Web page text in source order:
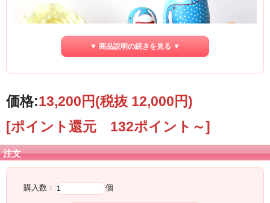
世界に一つだけ！完全オリジナルアイテム！
海バージョンのおきなわマトリョーシ！
おかげさまで大好評のおきなわマトリョーシカが、海ジョンになってフェリース
ショッピングサイトに登場！
お部屋のインテリアとしても最適なマトリョーシカ。
海バージョンの、その名も「おきなわ海リョーシカ」！
▼ 商品説明の続きを見る ▼
価格:13,200円(税抜 12,000円)
[ポイント還元 132ポイント～]
注文
購入数： 個